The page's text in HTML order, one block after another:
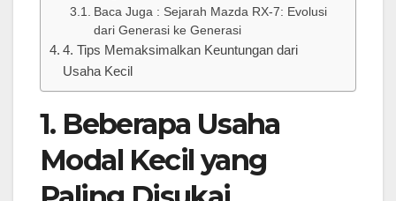
Baca Juga : Sejarah Mazda RX-7: Evolusi
dari Generasi ke Generasi
4. Tips Memaksimalkan Keuntungan dari
Usaha Kecil
1. Beberapa Usaha
Modal Kecil yang